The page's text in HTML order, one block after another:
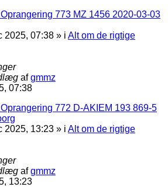
773 MZ 1456 2020-03-03
2025, 07:38 » i Alt om de rigtige
afgmmz
07:38
772 D-AKIEM 193 869-5
2025, 13:23 » i Alt om de rigtige
afgmmz
13:23